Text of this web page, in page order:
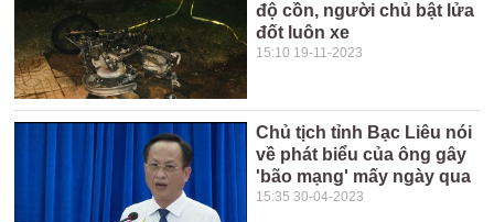
độ cồn, người chủ bật lửa
đốt luôn xe
15:10 19-11-2023
Chủ tịch tỉnh Bạc Liêu nói
về phát biểu của ông gây
'bão mạng' mấy ngày qua
15:35 30-04-2023